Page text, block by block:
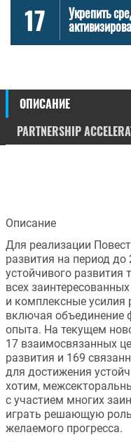
17 Укрепить
ОПИСАНИЕ
PARTNERSHIP
Описание
Для реализации
развития на период до
устойчивого развития
всех
и комплексные усилия
включая объединение
опыта. На текущем
17 взаимосвязанных
развития и 169
для достижения
хотим,
с участием многих
играть решающую
желаемого прогресса.